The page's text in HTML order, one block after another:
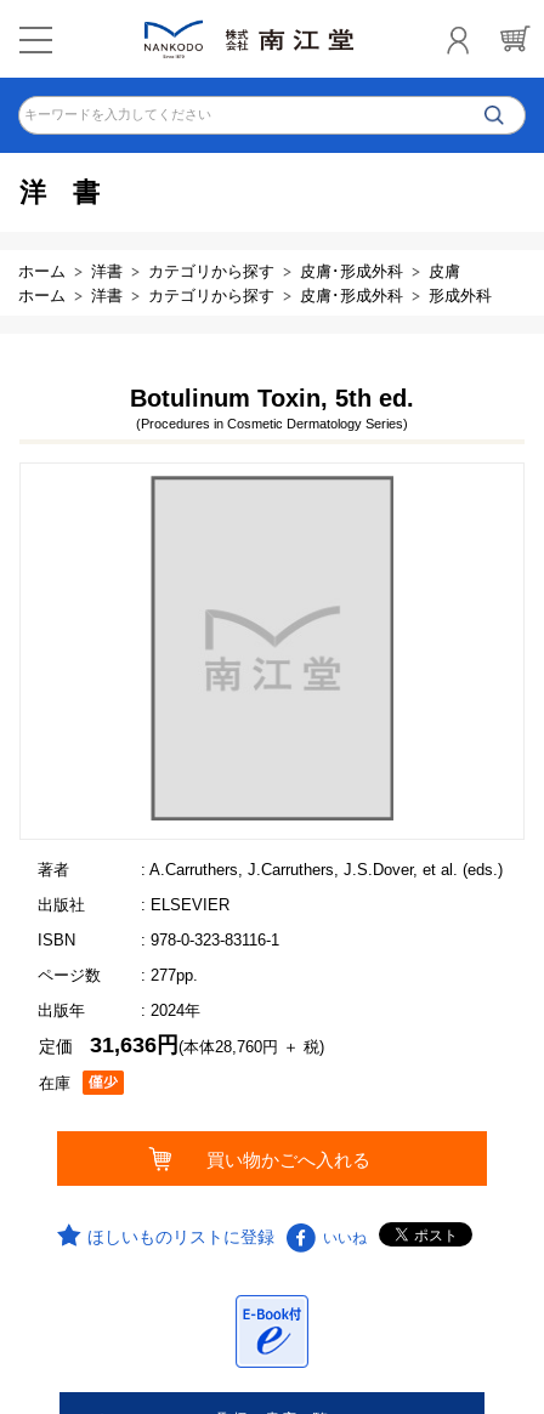
キーワードを入力してください
洋書
ホーム 洋書 カテゴリから探す 皮膚･形成外科
皮膚
ホーム
洋書 カテゴリから探す 皮膚･形成外科 形成外科
Botulinum Toxin, 5th ed.
(Procedures in Cosmetic Dermatology Series)
著者
: A.Carruthers, J.Carruthers, J.S.Dover, et al. (eds.)
出版社
: ELSEVIER
ISBN
: 978-0-323-83116-1
ページ数
: 277pp.
出版年
: 2024年
在庫
定価31,636円(本体28,760円 ＋ 税)
ほしいものリストに登録 いいね